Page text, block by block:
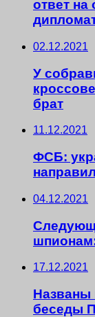
ответ
02.12.2021
У
брат
11.12.2021
ФСБ:
04.12.2021
17.12.2021
Названы
беседы